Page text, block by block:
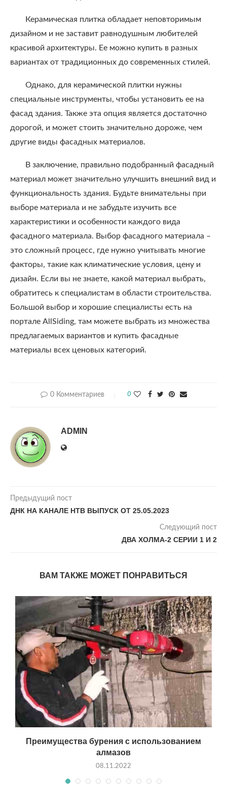
Керамическая плитка обладает неповторимым
дизайном и не заставит равнодушным любителей
красивой архитектуры. Ее можно купить в разных
вариантах от традиционных до современных стилей.
Однако, для керамической плитки нужны
специальные инструменты, чтобы установить ее на
фасад здания. Также эта опция является достаточно
дорогой, и может стоить значительно дороже, чем
другие виды фасадных материалов.
В заключение, правильно подобранный фасадный
материал может значительно улучшить внешний вид и
функциональность здания. Будьте внимательны при
выборе материала и не забудьте изучить все
характеристики и особенности каждого вида
фасадного материала. Выбор фасадного материала –
это сложный процесс, где нужно учитывать многие
факторы, такие как климатические условия, цену и
дизайн. Если вы не знаете, какой материал выбрать,
обратитесь к специалистам в области строительства.
Большой выбор и хорошие специалисты есть на
портале AllSiding, там можете выбрать из множества
предлагаемых вариантов и купить фасадные
материалы всех ценовых категорий.
0 Комментариев 0
ADMIN
Предыдущий пост
ДНК НА КАНАЛЕ НТВ ВЫПУСК ОТ 25.05.2023
Следующий пост
ДВА ХОЛМА-2 СЕРИИ 1 И 2
ВАМ ТАКЖЕ МОЖЕТ ПОНРАВИТЬСЯ
Преимущества бурения с использованием
алмазов
08.11.2022